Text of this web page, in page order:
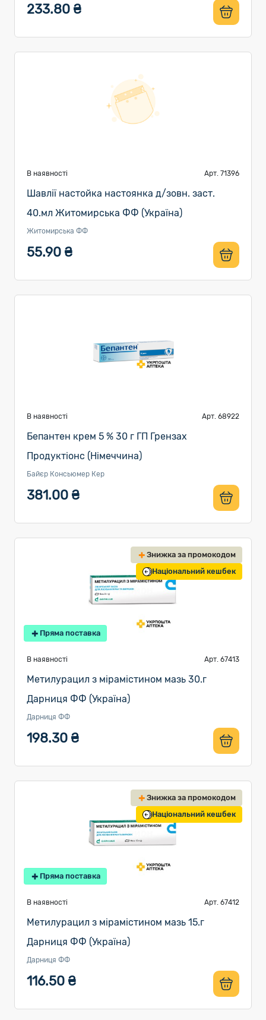
233.80 ₴
В наявності Арт. 71396
Шавлії настойка настоянка д/зовн. заст.
40.мл Житомирська ФФ (Україна)
Житомирська ФФ
55.90 ₴
В наявності Арт. 68922
Бепантен крем 5 % 30 г ГП Грензах
Продуктіонс (Німеччина)
Байєр Консьюмер Кер
381.00 ₴
Знижка за промокодом
Національний кешбек
Пряма поставка
В наявності Арт. 67413
Метилурацил з мірамістином мазь 30.г
Дарниця ФФ (Україна)
Дарниця ФФ
198.30 ₴
Знижка за промокодом
Національний кешбек
Пряма поставка
В наявності Арт. 67412
Метилурацил з мірамістином мазь 15.г
Дарниця ФФ (Україна)
Дарниця ФФ
116.50 ₴